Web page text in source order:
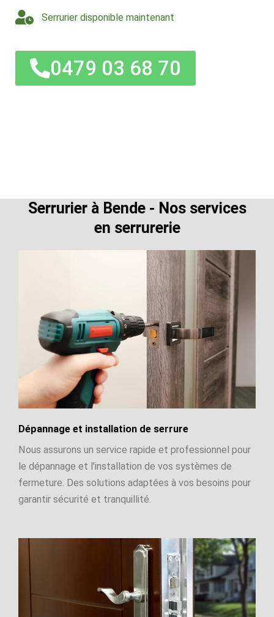
Serrurier disponible maintenant
0479 03 68 70
Serrurier à Bende - Nos services
en serrurerie
Dépannage et installation de serrure
Nous assurons un service rapide et professionnel pour
le dépannage et l'installation de vos systèmes de
fermeture. Des solutions adaptées à vos besoins pour
garantir sécurité et tranquillité.